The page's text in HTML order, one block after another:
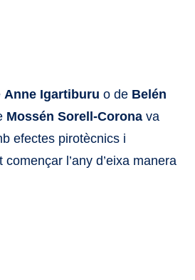
Anne Igartiburu o de Belén
Mossén Sorell-Corona va
efectes pirotècnics i
l’any d’eixa manera